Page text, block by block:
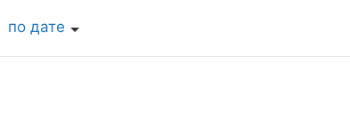
по дате